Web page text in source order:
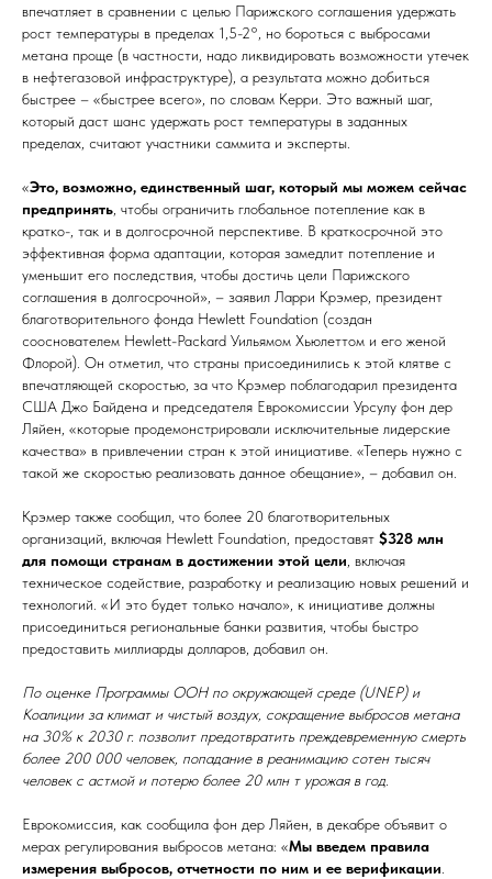
впечатляет в сравнении с целью Парижского соглашения удержать
рост температуры в пределах 1,5-2°, но бороться с выбросами
метана проще (в частности, надо ликвидировать возможности утечек
в нефтегазовой инфраструктуре), а результата можно добиться
быстрее – «быстрее всего», по словам Керри. Это важный шаг,
который даст шанс удержать рост температуры в заданных
пределах, считают участники саммита и эксперты.
«Это, возможно, единственный шаг, который мы можем сейчас
предпринять, чтобы ограничить глобальное потепление как в
кратко-, так и в долгосрочной перспективе. В краткосрочной это
эффективная форма адаптации, которая замедлит потепление и
уменьшит его последствия, чтобы достичь цели Парижского
соглашения в долгосрочной», – заявил Ларри Крэмер, президент
благотворительного фонда Hewlett Foundation (создан
сооснователем Hewlett-Packard Уильямом Хьюлеттом и его женой
Флорой). Он отметил, что страны присоединились к этой клятве с
впечатляющей скоростью, за что Крэмер поблагодарил президента
США Джо Байдена и председателя Еврокомиссии Урсулу фон дер
Ляйен, «которые продемонстрировали исключительные лидерские
качества» в привлечении стран к этой инициативе. «Теперь нужно с
такой же скоростью реализовать данное обещание», – добавил он.
Крэмер также сообщил, что более 20 благотворительных
организаций, включая Hewlett Foundation, предоставят $328 млн
для помощи странам в достижении этой цели, включая
техническое содействие, разработку и реализацию новых решений и
технологий. «И это будет только начало», к инициативе должны
присоединиться региональные банки развития, чтобы быстро
предоставить миллиарды долларов, добавил он.
По оценке Программы ООН по окружающей среде (UNEP) и
Коалиции за климат и чистый воздух, сокращение выбросов метана
на 30% к 2030 г. позволит предотвратить преждевременную смерть
более 200 000 человек, попадание в реанимацию сотен тысяч
человек с астмой и потерю более 20 млн т урожая в год.
Еврокомиссия, как сообщила фон дер Ляйен, в декабре объявит о
мерах регулирования выбросов метана: «Мы введем правила
измерения выбросов, отчетности по ним и ее верификации.